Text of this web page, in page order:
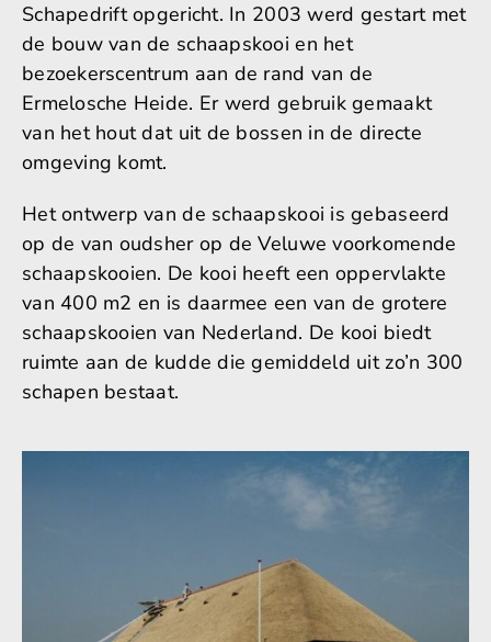
Schapedrift opgericht. In 2003 werd gestart met
de bouw van de schaapskooi en het
bezoekerscentrum aan de rand van de
Ermelosche Heide. Er werd gebruik gemaakt
van het hout dat uit de bossen in de directe
omgeving komt.
Het ontwerp van de schaapskooi is gebaseerd
op de van oudsher op de Veluwe voorkomende
schaapskooien. De kooi heeft een oppervlakte
van 400 m2 en is daarmee een van de grotere
schaapskooien van Nederland. De kooi biedt
ruimte aan de kudde die gemiddeld uit zo’n 300
schapen bestaat.